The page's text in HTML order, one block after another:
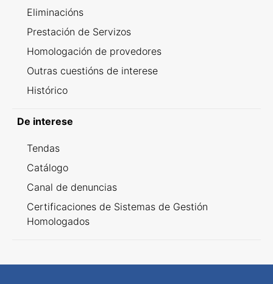
Eliminacións
Prestación de Servizos
Homologación de provedores
Outras cuestións de interese
Histórico
De interese
Tendas
Catálogo
Canal de denuncias
Certificaciones de Sistemas de Gestión
Homologados